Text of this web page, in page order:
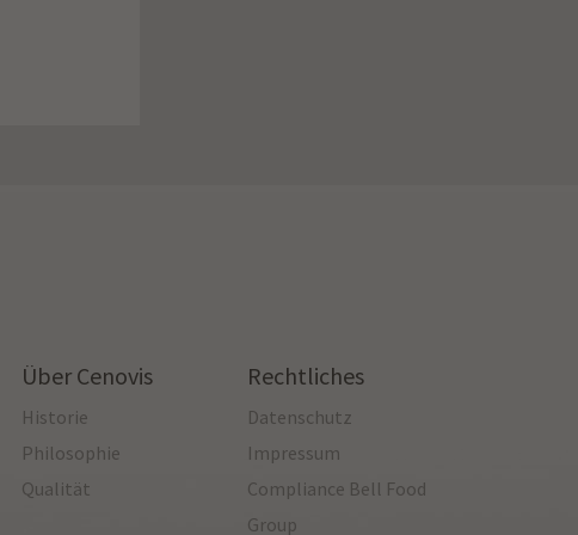
Über Cenovis
Historie
Philosophie
Qualität
Rechtliches
Datenschutz
Impressum
Compliance Bell Food
Group